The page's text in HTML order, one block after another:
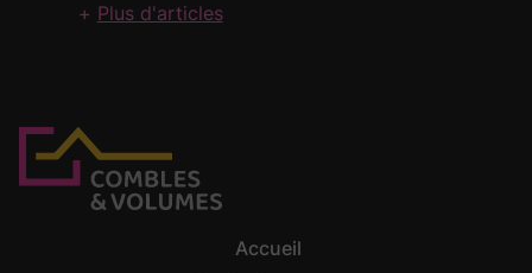
Plus d'articles
Accueil